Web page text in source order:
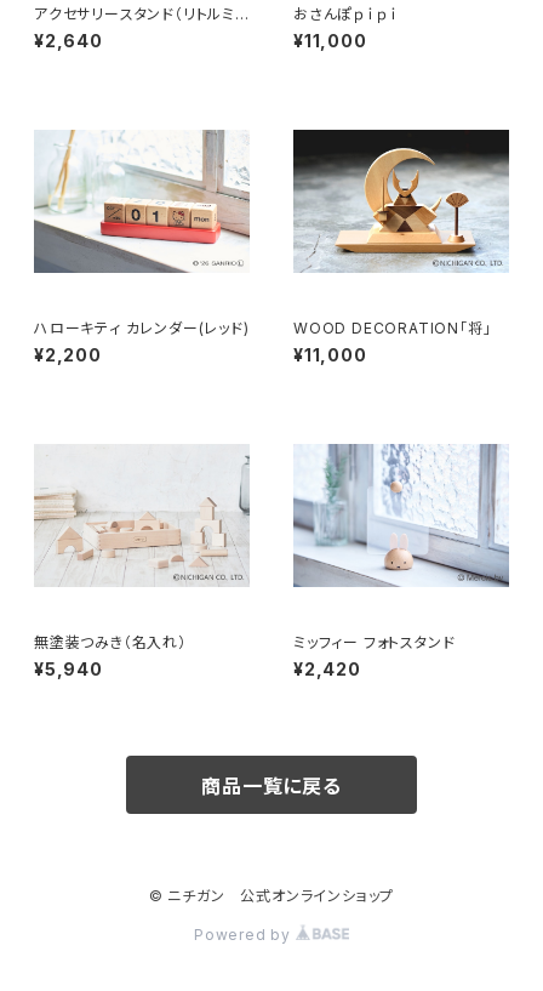
アクセサリースタンド（リトルミ
イ）
¥2,640
おさんぽｐｉｐｉ
¥11,000
ハローキティ カレンダー(レッド)
¥2,200
WOOD DECORATION「将」
¥11,000
無塗装つみき（名入れ）
¥5,940
ミッフィー フォトスタンド
¥2,420
商品一覧に戻る
© ニチガン 公式オンラインショップ
Powered by